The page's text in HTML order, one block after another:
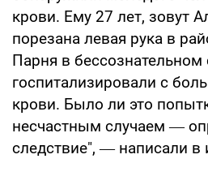
крови. Ему 27 лет, зовут
порезана левая рука в
Парня в бессознательном
госпитализировали с
крови. Было ли это
несчастным случаем ―
следствие", ― написали в